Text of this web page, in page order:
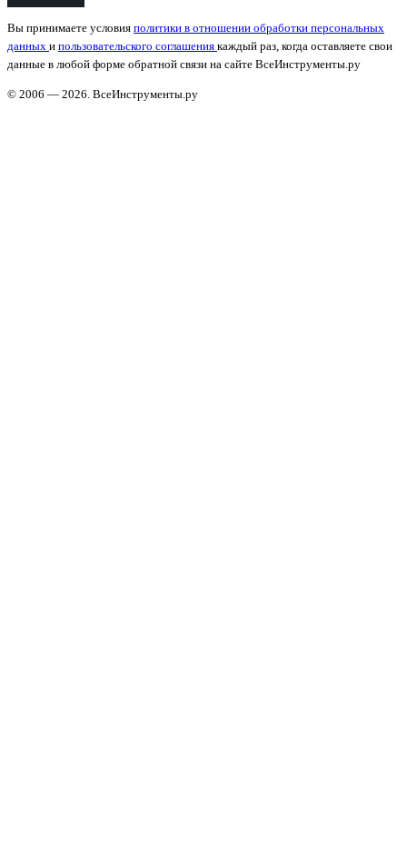
Вы принимаете условия политики в отношении обработки персональных
данных и пользовательского соглашения каждый раз, когда оставляете свои
данные в любой форме обратной связи на сайте ВсеИнструменты.ру
© 2006 — 2026. ВсеИнструменты.ру